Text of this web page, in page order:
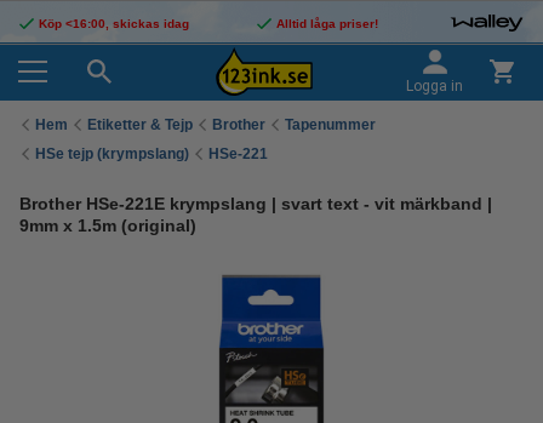
Köp <16:00, skickas idag Alltid låga priser!
Logga in
Hem Etiketter & Tejp Brother
Tapenummer
HSe tejp (krympslang)
HSe-221
Brother HSe-221E krympslang | svart text - vit märkband |
9mm x 1.5m (original)